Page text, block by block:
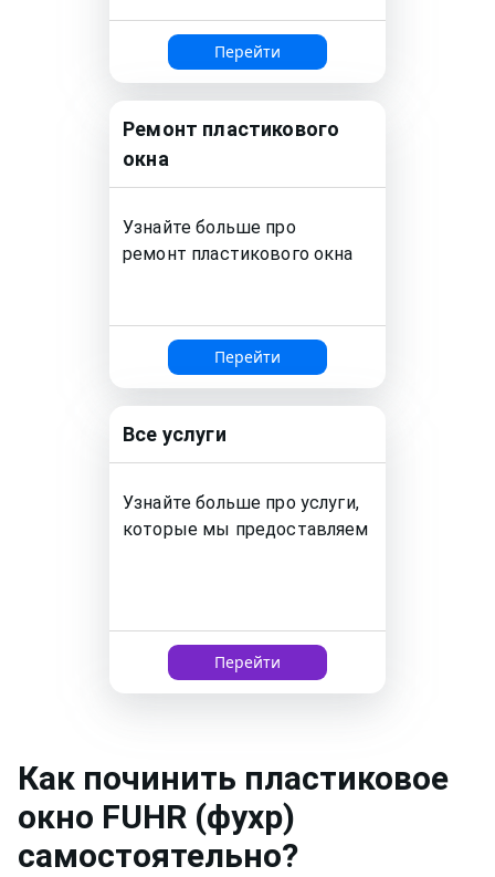
Перейти
Ремонт пластикового
окна
Узнайте больше про
ремонт пластикового окна
Перейти
Все услуги
Узнайте больше про услуги,
которые мы предоставляем
Перейти
Как починить пластиковое
окно FUHR (фухр)
самостоятельно?